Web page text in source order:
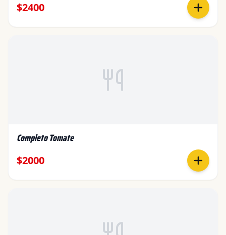
$2400
Completo Tomate
$2000